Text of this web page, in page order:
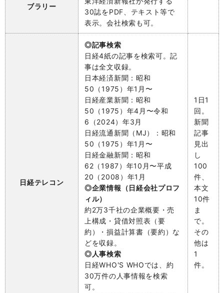
ブラリー
30誌をPDF、テキスト等で
表示。会社検索も可。
日経テレコン
◎記事検索
日経4紙の記事を検索可。記
事は全文収録。
日本経済新聞：昭和
50（1975）年1月〜
日経産業新聞：昭和
50（1975）年4月〜令和
6（2024）年3月
日経流通新聞（MJ）：昭和
50（1975）年1月〜
日経金融新聞：昭和
62（1987）年10月〜平成
20（2008）年1月
◎企業情報（日経会社プロフ
ィル）
約2万3千社の企業概要・売
上構成・貸借対照表（要
約）・損益計算書（要約）な
どを収録。
◎人事検索
日経WHO'S WHOでは、約
30万件の人事情報を検索
可。
1日1
回。
新聞
記事
見出
し
100
件、
本文
10件
ま
で。
その
他は
1
件。